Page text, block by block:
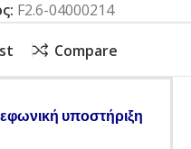
F2.6-04000214
Compare
υποστήριξη